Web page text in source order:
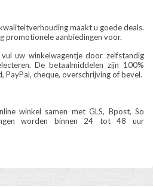
maakt u goede deals.
promotionele aanbiedingen voor.
uw winkelwagentje door zelfstandig
De betaalmiddelen zijn 100%
PayPal, cheque, overschrijving of bevel.
winkel samen met GLS, Bpost, So
worden binnen 24 tot 48 uur